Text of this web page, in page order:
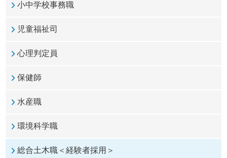
小中学校事務職
児童福祉司
心理判定員
保健師
水産職
環境科学職
総合土木職＜経験者採用＞